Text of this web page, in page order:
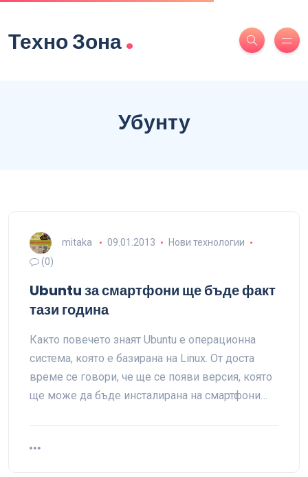
Техно Зона.
Убунту
mitaka 09.01.2013
Нови технологии
(0)
Ubuntu за смартфони ще бъде факт
тази година
Както повечето знаят Ubuntu е операционна
система, която е базирана на Linux. От доста
време се говори, че ще се появи версия, която
ще може да бъде инсталирана на смартфони…